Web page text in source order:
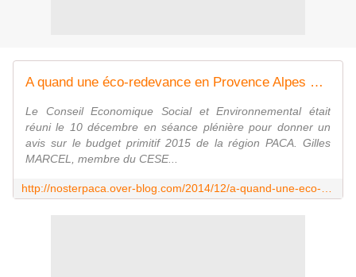
A quand une éco-redevance en Provence Alpes Côte d'Azur ? - LA VOIX DE NOSTERPACA
Le Conseil Economique Social et Environnemental était
réuni le 10 décembre en séance plénière pour donner un
avis sur le budget primitif 2015 de la région PACA. Gilles
MARCEL, membre du CESE...